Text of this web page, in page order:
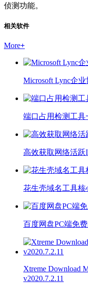
侦测功能。
相关软件
More+
Microsoft Lync企
端口占用检测工具
高效获取网络活跃
花生壳域名工具核
百度网盘PC端免
Xtreme Download
v2020.7.2.11